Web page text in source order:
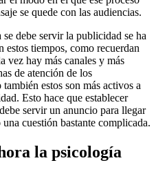
se quede con las audiencias.
debe servir la publicidad se ha
estos tiempos, como recuerdan
vez hay más canales y más
de atención de los
estos son más activos a
Esto hace que establecer
servir un anuncio para llegar
cuestión bastante complicada.
la psicología